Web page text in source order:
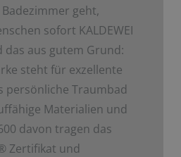
geht,
sofort KALDEWEI
das aus gutem Grund:
steht für exzellente
persönliche Traumbad
Materialien und
davon tragen das
Zertifikat und